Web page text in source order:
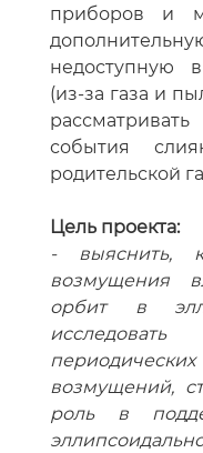
приборов и
недоступную
(из-за газа и
события
родительской
Цель проекта:
- выяснить,
возмущения
орбит в
возмущений,
роль в